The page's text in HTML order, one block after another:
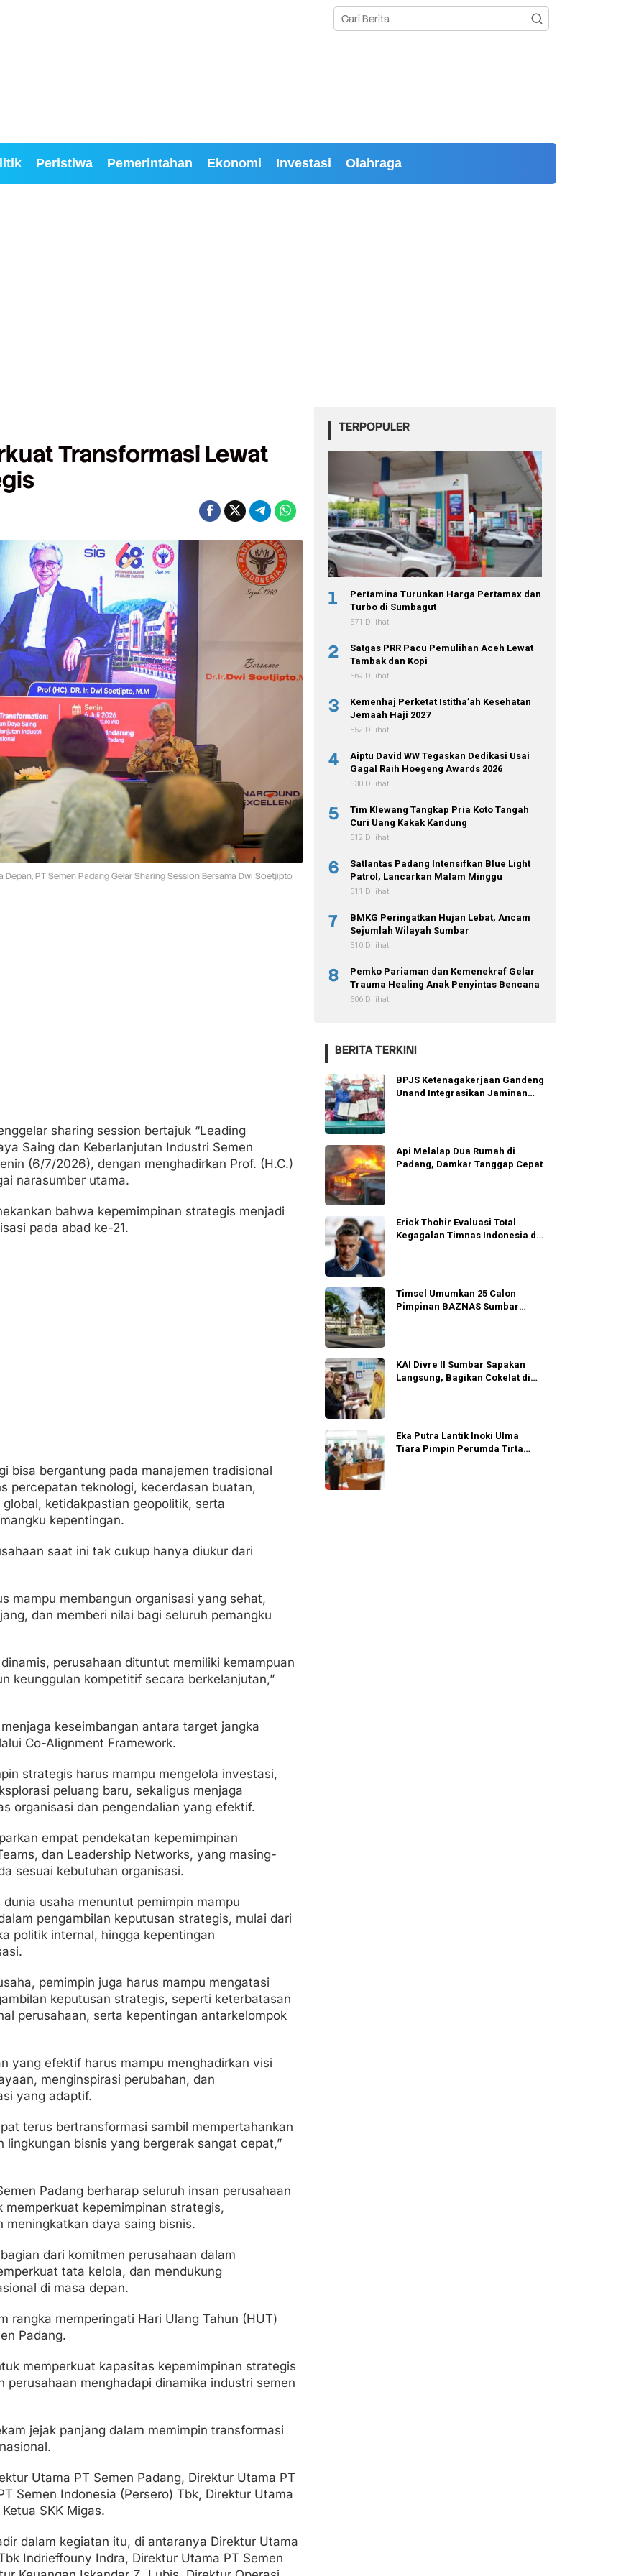
Peristiwa Pemerintahan Ekonomi Investasi Olahraga
Transformasi Lewat
Depan, PT Semen Padang Gelar Sharing Session Bersama Dwi Soetjipto
sharing session bertajuk “Leading
Saing dan Keberlanjutan Industri Semen
(6/7/2026), dengan menghadirkan Prof. (H.C.)
narasumber utama.
bahwa kepemimpinan strategis menjadi
pada abad ke-21.
bisa bergantung pada manajemen tradisional
percepatan teknologi, kecerdasan buatan,
ketidakpastian geopolitik, serta
kepentingan.
saat ini tak cukup hanya diukur dari
mampu membangun organisasi yang sehat,
dan memberi nilai bagi seluruh pemangku
perusahaan dituntut memiliki kemampuan
keunggulan kompetitif secara berkelanjutan,”
keseimbangan antara target jangka
Co-Alignment Framework.
strategis harus mampu mengelola investasi,
peluang baru, sekaligus menjaga
organisasi dan pengendalian yang efektif.
empat pendekatan kepemimpinan
dan Leadership Networks, yang masing-
sesuai kebutuhan organisasi.
usaha menuntut pemimpin mampu
pengambilan keputusan strategis, mulai dari
politik internal, hingga kepentingan
pemimpin juga harus mampu mengatasi
keputusan strategis, seperti keterbatasan
perusahaan, serta kepentingan antarkelompok
yang efektif harus mampu menghadirkan visi
menginspirasi perubahan, dan
yang adaptif.
terus bertransformasi sambil mempertahankan
lingkungan bisnis yang bergerak sangat cepat,”
Padang berharap seluruh insan perusahaan
kepemimpinan strategis,
daya saing bisnis.
dari komitmen perusahaan dalam
tata kelola, dan mendukung
di masa depan.
rangka memperingati Hari Ulang Tahun (HUT)
Padang.
memperkuat kapasitas kepemimpinan strategis
perusahaan menghadapi dinamika industri semen
jejak panjang dalam memimpin transformasi
Utama PT Semen Padang, Direktur Utama PT
Semen Indonesia (Persero) Tbk, Direktur Utama
SKK Migas.
dalam kegiatan itu, di antaranya Direktur Utama
Indrieffouny Indra, Direktur Utama PT Semen
TERPOPULER
1
Pertamina Turunkan Harga Pertamax dan
Turbo di Sumbagut
571 Dilihat
2
Satgas PRR Pacu Pemulihan Aceh Lewat
Tambak dan Kopi
569 Dilihat
3
Kemenhaj Perketat Istitha’ah Kesehatan
Jemaah Haji 2027
552 Dilihat
4
Aiptu David WW Tegaskan Dedikasi Usai
Gagal Raih Hoegeng Awards 2026
530 Dilihat
5
Tim Klewang Tangkap Pria Koto Tangah
Curi Uang Kakak Kandung
512 Dilihat
6
Satlantas Padang Intensifkan Blue Light
Patrol, Lancarkan Malam Minggu
511 Dilihat
7
BMKG Peringatkan Hujan Lebat, Ancam
Sejumlah Wilayah Sumbar
510 Dilihat
8
Pemko Pariaman dan Kemenekraf Gelar
Trauma Healing Anak Penyintas Bencana
506 Dilihat
BERITA TERKINI
BPJS Ketenagakerjaan Gandeng
Unand Integrasikan Jaminan
Api Melalap Dua Rumah di
Padang, Damkar Tanggap Cepat
Erick Thohir Evaluasi Total
Kegagalan Timnas Indonesia di
Timsel Umumkan 25 Calon
Pimpinan BAZNAS Sumbar
KAI Divre II Sumbar Sapakan
Langsung, Bagikan Cokelat di
Eka Putra Lantik Inoki Ulma
Tiara Pimpin Perumda Tirta